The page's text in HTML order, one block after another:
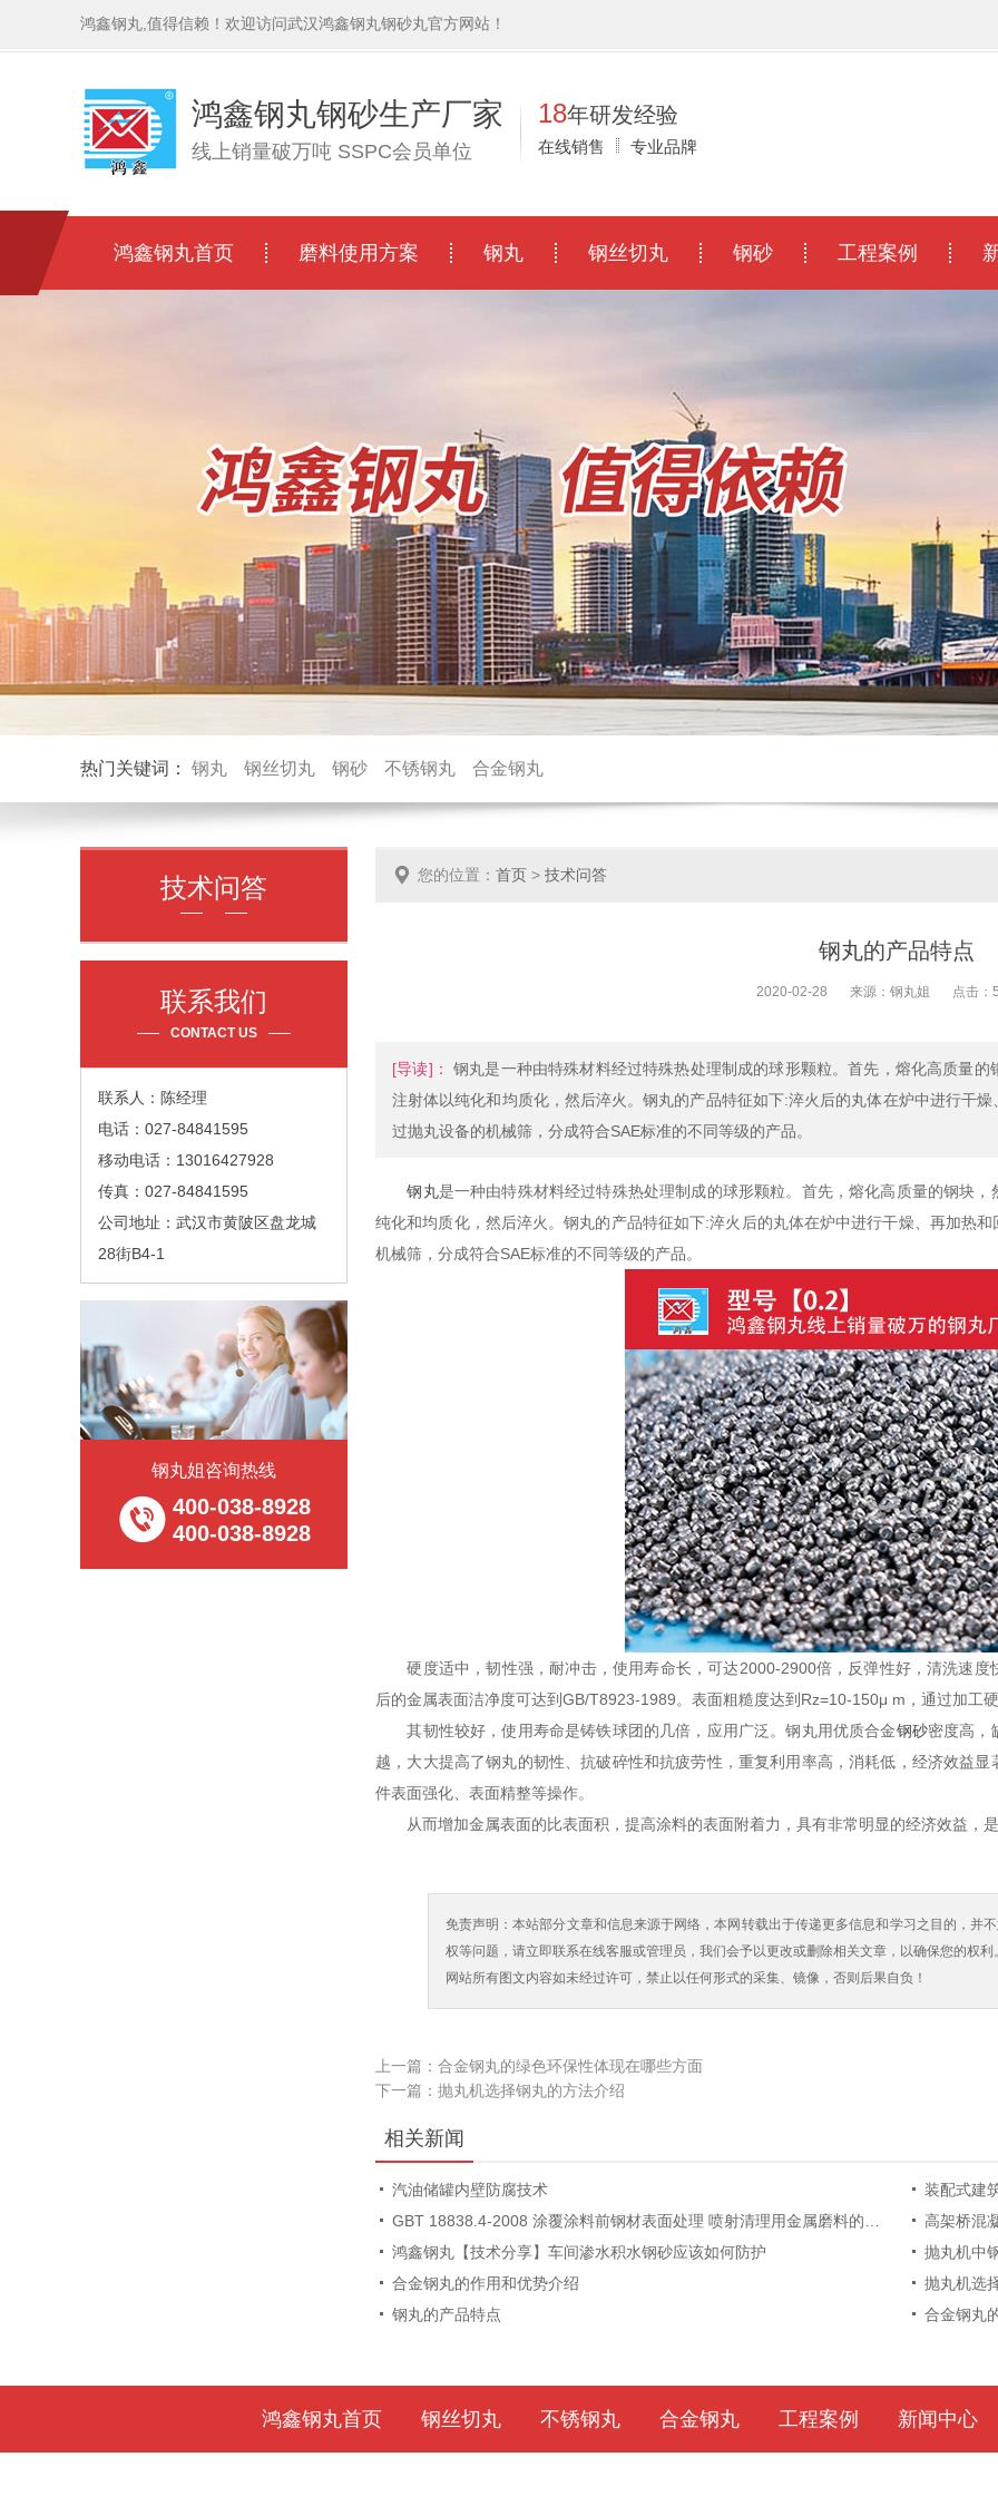
鸿鑫钢丸,值得信赖！欢迎访问武汉鸿鑫钢丸钢砂丸官方网站！
鸿鑫钢丸钢砂生产厂家
线上销量破万吨 SSPC会员单位
18年研发经验
在线销售 专业品牌
鸿鑫钢丸首页 磨料使用方案 钢丸 钢丝切丸 钢砂 工程案例
热门关键词： 钢丸 钢丝切丸 钢砂 不锈钢丸 合金钢丸
您的位置： 首页 > 技术问答
钢丸的产品特点
2020-02-28 来源：钢丸姐 点击：
[导读]：
钢丸是一种由特殊材料经过特殊热处理制成的球形颗粒。首先，熔化高质量
注射体以纯化和均质化，然后淬火。钢丸的产品特征如下:淬火后的丸体在炉中进行干
过抛丸设备的机械筛，分成符合SAE标准的不同等级的产品。
钢丸是一种由特殊材料经过特殊热处理制成的球形颗粒。首先，熔化高质量的钢块
纯化和均质化，然后淬火。钢丸的产品特征如下:淬火后的丸体在炉中进行干燥、再加热
机械筛，分成符合SAE标准的不同等级的产品。
硬度适中，韧性强，耐冲击，使用寿命长，可达2000-2900倍，反弹性好，清洗速度
后的金属表面洁净度可达到GB/T8923-1989。表面粗糙度达到Rz=10-150μ m，通过加工
其韧性较好，使用寿命是铸铁球团的几倍，应用广泛。钢丸用优质合金钢砂密度高，
越，大大提高了钢丸的韧性、抗破碎性和抗疲劳性，重复利用率高，消耗低，经济效益
件表面强化、表面精整等操作。
从而增加金属表面的比表面积，提高涂料的表面附着力，具有非常明显的经济效益，
免责声明：本站部分文章和信息来源于网络，本网转载出于传递更多信息和学习之目的，并
权等问题，请立即联系在线客服或管理员，我们会予以更改或删除相关文章，以确保您的权利
网站所有图文内容如未经过许可，禁止以任何形式的采集、镜像，否则后果自负！
上一篇： 合金钢丸的绿色环保性体现在哪些方面
下一篇： 抛丸机选择钢丸的方法介绍
相关新闻
汽油储罐内壁防腐技术
装配式建
GBT 18838.4-2008 涂覆涂料前钢材表面处理 喷射清理用金属磨料的技术要求 低碳铸钢丸
高架桥混
鸿鑫钢丸【技术分享】车间渗水积水钢砂应该如何防护
抛丸机中
合金钢丸的作用和优势介绍
抛丸机选
钢丸的产品特点
合金钢丸
技术问答
联系我们
CONTACT US
联系人：陈经理
电话：027-84841595
移动电话：13016427928
传真：027-84841595
公司地址：武汉市黄陂区盘龙城
28街B4-1
钢丸姐咨询热线
400-038-8928
400-038-8928
鸿鑫钢丸首页 钢丝切丸 不锈钢丸 合金钢丸 工程案例 新闻中心